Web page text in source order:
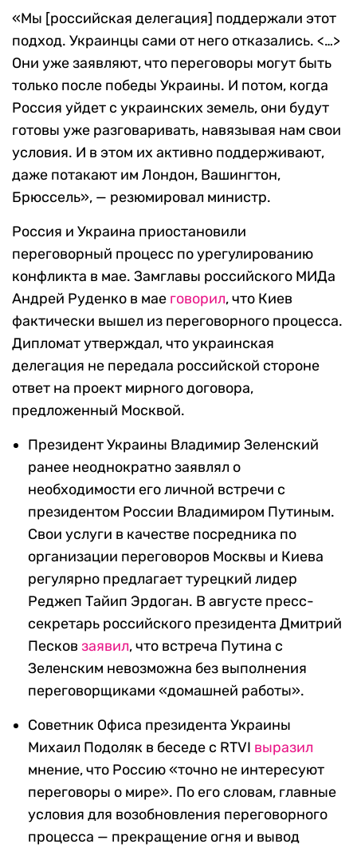
«Мы [российская делегация] поддержали этот
подход. Украинцы сами от него отказались. <…>
Они уже заявляют, что переговоры могут быть
только после победы Украины. И потом, когда
Россия уйдет с украинских земель, они будут
готовы уже разговаривать, навязывая нам свои
условия. И в этом их активно поддерживают,
даже потакают им Лондон, Вашингтон,
Брюссель», — резюмировал министр.
Россия и Украина приостановили
переговорный процесс по урегулированию
конфликта в мае. Замглавы российского МИДа
Андрей Руденко в мае говорил, что Киев
фактически вышел из переговорного процесса.
Дипломат утверждал, что украинская
делегация не передала российской стороне
ответ на проект мирного договора,
предложенный Москвой.
Президент Украины Владимир Зеленский
ранее неоднократно заявлял о
необходимости его личной встречи с
президентом России Владимиром Путиным.
Свои услуги в качестве посредника по
организации переговоров Москвы и Киева
регулярно предлагает турецкий лидер
Реджеп Тайип Эрдоган. В августе пресс-
секретарь российского президента Дмитрий
Песков заявил, что встреча Путина с
Зеленским невозможна без выполнения
переговорщиками «домашней работы».
Советник Офиса президента Украины
Михаил Подоляк в беседе с RTVI выразил
мнение, что Россию «точно не интересуют
переговоры о мире». По его словам, главные
условия для возобновления переговорного
процесса — прекращение огня и вывод